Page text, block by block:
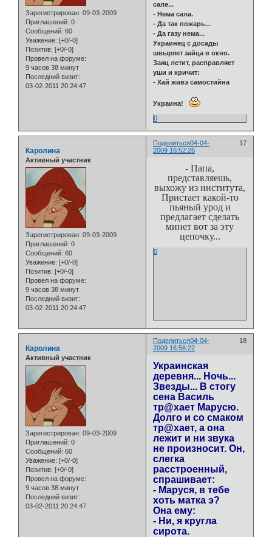
Зарегистрирован: 09-03-2009
Приглашений: 0
Сообщений: 60
Уважение: [+0/-0]
Позитив: [+0/-0]
Провел на форуме:
9 часов 38 минут
Последний визит:
03-02-2011 20:24:47
сале...
- Нема сала.
- Да так пожарь...
- Да газу нема...
Украинец с досады
швыряет зайца в окно.
Заяц летит, расправляет
уши и кричит:
- Хай живэ самостийна
Украина!
0
Поделиться 17
04-04-
2009 16:52:26
Каролина
Активный участник
Зарегистрирован: 09-03-2009
Приглашений: 0
Сообщений: 60
Уважение: [+0/-0]
Позитив: [+0/-0]
Провел на форуме:
9 часов 38 минут
Последний визит:
03-02-2011 20:24:47
- Папа,
представляешь,
выхожу из института,
Пристает какой-то
пьяный урод и
предлагает сделать
минет вот за эту
цепочку...
0
Поделиться 18
04-04-
2009 16:56:22
Каролина
Активный участник
Зарегистрирован: 09-03-2009
Приглашений: 0
Сообщений: 60
Уважение: [+0/-0]
Позитив: [+0/-0]
Провел на форуме:
9 часов 38 минут
Последний визит:
03-02-2011 20:24:47
Украинская
деревня... Ночь...
Звезды... В стогу
сена Василь
тр@хает Марусю.
Долго и со смаком
тр@хает, а она
лежит и ни звука
не произносит. Он,
слегка
расстроенный,
спрашивает:
- Маруся, в тебе
хоть матка э?
Она ему:
- Ни, я кругла
сирота.